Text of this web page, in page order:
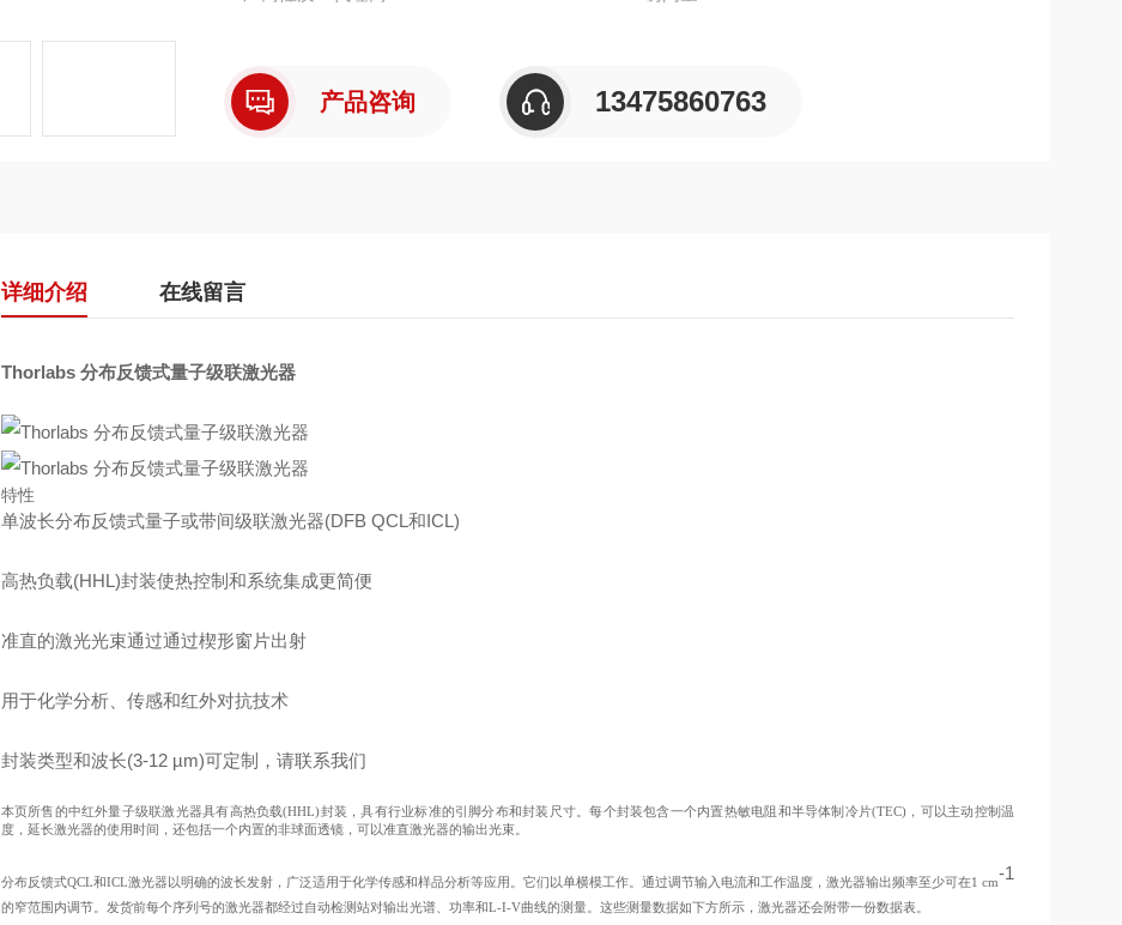
产品咨询 13475860763
详细介绍 在线留言
Thorlabs 分布反馈式量子级联激光器
特性
单波长分布反馈式量子或带间级联激光器(DFB QCL和ICL)
高热负载(HHL)封装使热控制和系统集成更简便
准直的激光光束通过通过楔形窗片出射
用于化学分析、传感和红外对抗技术
封装类型和波长(3-12 µm)可定制，请联系我们
本页所售的中红外量子级联激光器具有高热负载(HHL)封装，具有行业标准的引脚分布和封装尺寸。每个封装包含一个内置热敏电阻和半导体制冷片(TEC)，可以主动控制温
度，延长激光器的使用时间，还包括一个内置的非球面透镜，可以准直激光器的输出光束。
分布反馈式QCL和ICL激光器以明确的波长发射，广泛适用于化学传感和样品分析等应用。它们以单横模工作。通过调节输入电流和工作温度，激光器输出频率至少可在1 cm-1
的窄范围内调节。发货前每个序列号的激光器都经过自动检测站对输出光谱、功率和L-I-V曲线的测量。这些测量数据如下方所示，激光器还会附带一份数据表。